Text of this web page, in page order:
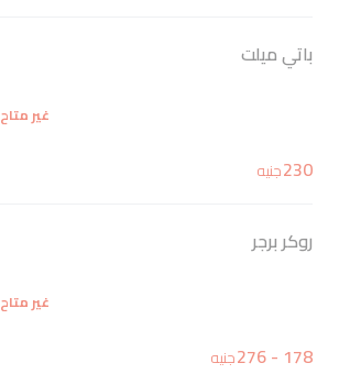
باتي ميلت
غير متاح
230جنيه
روكر برجر
غير متاح
178 - 276 جنيه